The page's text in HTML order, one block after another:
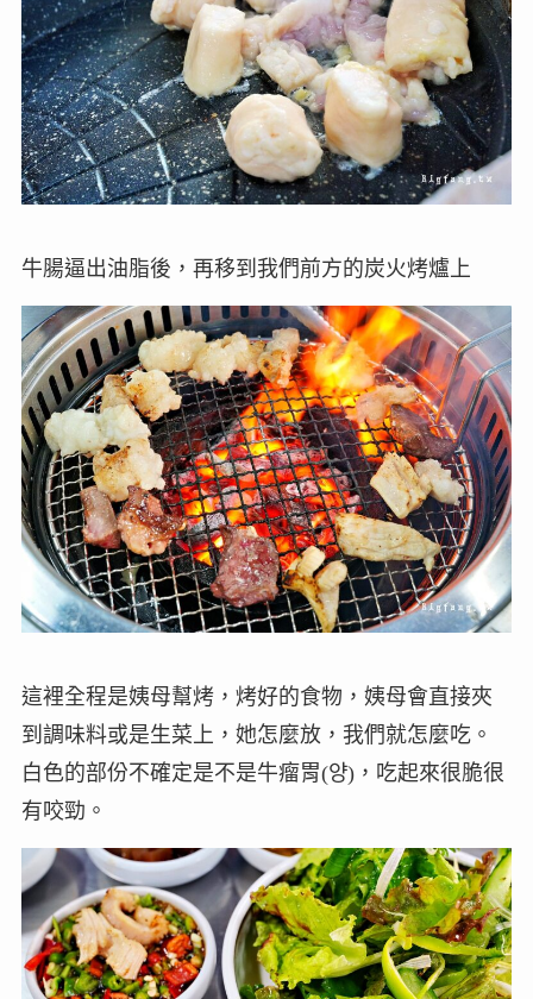
牛腸逼出油脂後，再移到我們前方的炭火烤爐上
這裡全程是姨母幫烤，烤好的食物，姨母會直接夾
到調味料或是生菜上，她怎麼放，我們就怎麼吃。
白色的部份不確定是不是牛瘤胃(양)，吃起來很脆很
有咬勁。